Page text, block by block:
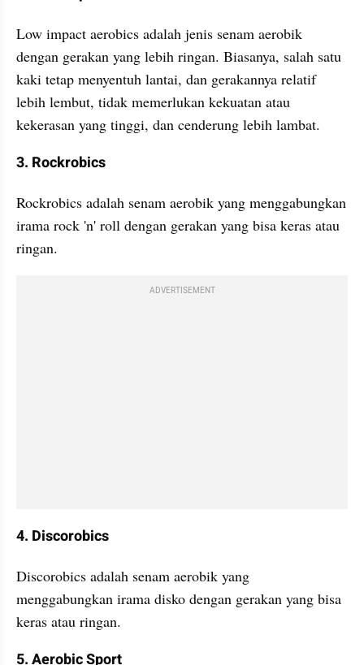
Low impact aerobics adalah jenis senam aerobik
dengan gerakan yang lebih ringan. Biasanya, salah satu
kaki tetap menyentuh lantai, dan gerakannya relatif
lebih lembut, tidak memerlukan kekuatan atau
kekerasan yang tinggi, dan cenderung lebih lambat.
3. Rockrobics
Rockrobics adalah senam aerobik yang menggabungkan
irama rock 'n' roll dengan gerakan yang bisa keras atau
ringan.
ADVERTISEMENT
4. Discorobics
Discorobics adalah senam aerobik yang
menggabungkan irama disko dengan gerakan yang bisa
keras atau ringan.
5. Aerobic Sport